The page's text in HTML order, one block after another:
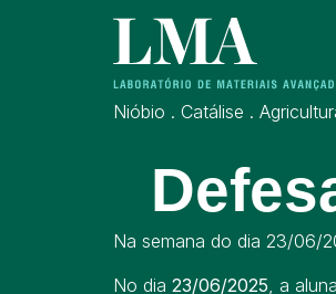
Nióbio . Catálise .
Na semana do dia 23/06/
No dia 23/06/2025, a aluna